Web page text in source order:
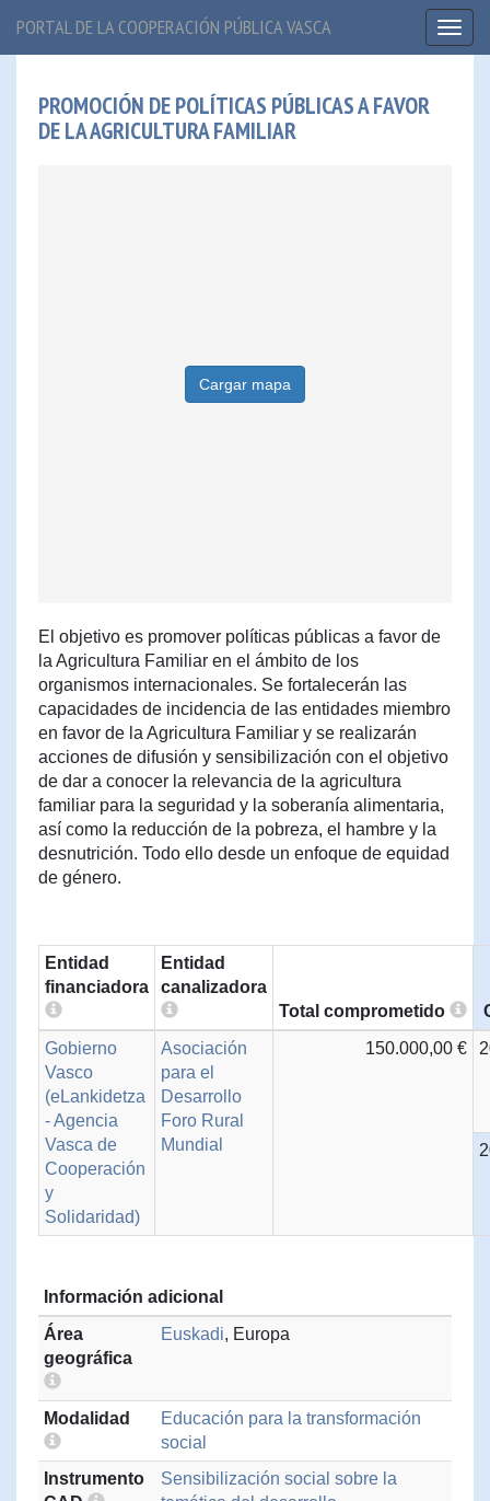
PORTAL DE LA COOPERACIÓN PÚBLICA VASCA
PROMOCIÓN DE POLÍTICAS PÚBLICAS A FAVOR
DE LA AGRICULTURA FAMILIAR
Cargar mapa
El objetivo es promover políticas públicas a favor de
la Agricultura Familiar en el ámbito de los
organismos internacionales. Se fortalecerán las
capacidades de incidencia de las entidades miembro
en favor de la Agricultura Familiar y se realizarán
acciones de difusión y sensibilización con el objetivo
de dar a conocer la relevancia de la agricultura
familiar para la seguridad y la soberanía alimentaria,
así como la reducción de la pobreza, el hambre y la
desnutrición. Todo ello desde un enfoque de equidad
de género.
Entidad
financiadora
Entidad
canalizadora
Total comprometido
Gobierno
Vasco
(eLankidetza
- Agencia
Vasca de
Cooperación
y
Solidaridad)
Asociación
para el
Desarrollo
Foro Rural
Mundial
150.000,00 €
Información adicional
Área
geográfica
Euskadi, Europa
Modalidad
Educación para la transformación
social
Instrumento
Sensibilización social sobre la